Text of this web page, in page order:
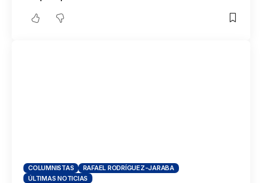
COLUMNISTAS
RAFAEL RODRÍGUEZ-JARABA
ÚLTIMAS NOTICIAS